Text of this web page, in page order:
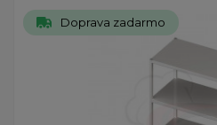
Doprava zadarmo